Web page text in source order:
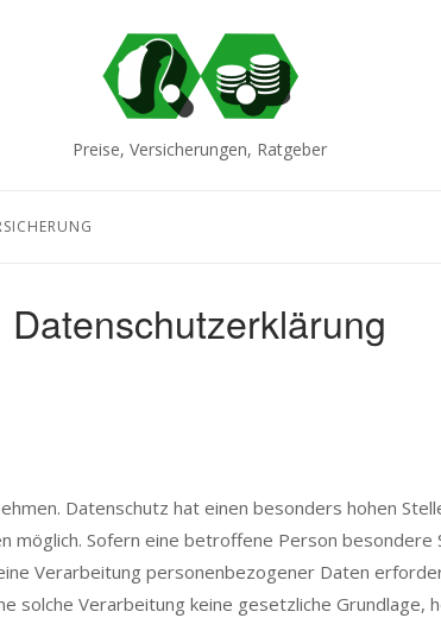
Home
Preise, Versicherungen, Ratgeber
Datenschutzerklärung
Datenschutz hat einen besonders hohen
möglich. Sofern eine betroffene Person
Verarbeitung personenbezogener Daten
Verarbeitung keine gesetzliche Grundlage,